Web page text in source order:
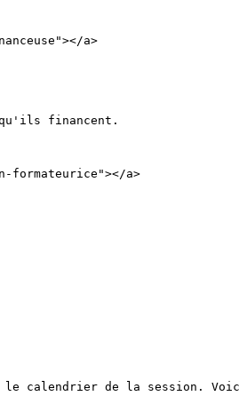
a>
qu'ils financent.
a>
le calendrier de la session.